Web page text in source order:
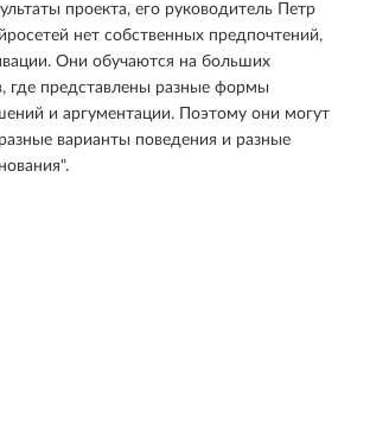
проекта, его руководитель Петр
нет собственных предпочтений,
Они обучаются на больших
где представлены разные формы
и аргументации. Поэтому они могут
варианты поведения и разные